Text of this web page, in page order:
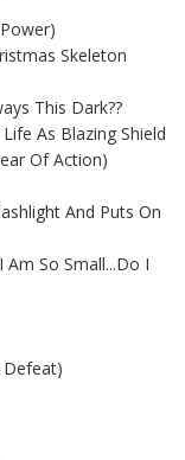
Skeleton
This Dark??
As Blazing Shield
Of Action)
And Puts On
So Small...Do I
Defeat)